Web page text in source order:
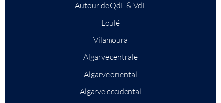
Autour de QdL & VdL
Loulé
Vilamoura
Algarve centrale
Algarve oriental
Algarve occidental